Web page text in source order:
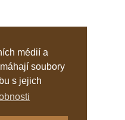
médií a
soubory
s jejich
peleta